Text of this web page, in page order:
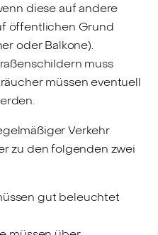
diese auf andere
öffentlichen Grund
oder Balkone).
muss
müssen eventuell
Verkehr
zu den folgenden zwei
gut beleuchtet